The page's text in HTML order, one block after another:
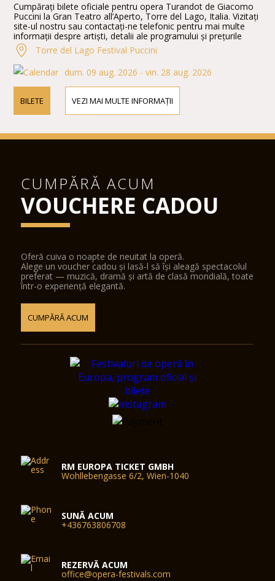
Cumpărați bilete oficiale pentru opera Turandot de Giacomo
Puccini la Gran Teatro all’Aperto, Torre del Lago, Italia. Vizitați
site-ul nostru sau contactați-ne telefonic pentru mai multe
informații despre artiști, detalii ale programului și prețurile
biletelor.Torre del Lago Festival Puccini
dum. 09 aug. 2026 - vin. 28 aug. 2026
BILETE VEZI MAI MULTE INFORMAȚII
CUMPĂRĂ ACUM
VOUCHERE CADOU
Oferă cuiva o noapte de neuitat la operă.
Alege un voucher cadou și lasă-l să își aleagă spectacolul
preferat — muzică, dramă și artă de clasă mondială, toate
într-o experiență elegantă.
CUMPĂRĂ ACUM
RM EUROPA TICKET GMBH
Wohllebengasse 6/2, Wien-1040
SUNĂ ACUM
+436763806708
REZERVĂ ACUM
office@opera-festivals.com